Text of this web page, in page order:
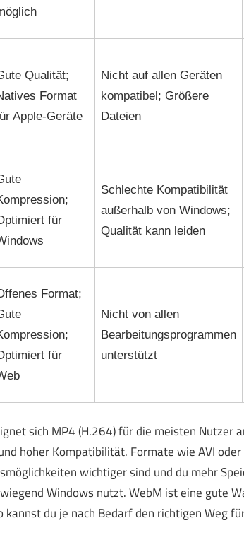
Qualität;
Format
Apple-Geräte
Nicht auf allen Geräten
kompatibel; Größere
Dateien
für
Schlechte Kompatibilität
außerhalb von Windows;
Qualität kann leiden
Format;
für
Nicht von allen
Bearbeitungsprogrammen
unterstützt
sich MP4 (H.264) für die meisten
hoher Kompatibilität. Formate wie AVI
wichtiger sind und du mehr
Windows nutzt. WebM ist eine gute
kannst du je nach Bedarf den richtigen Weg